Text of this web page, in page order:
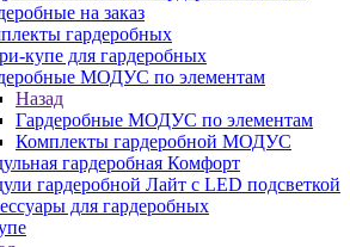
на заказ
гардеробных
купе для гардеробных
МОДУС по элементам
Назад
Гардеробные МОДУС по элементам
Комплекты гардеробной МОДУС
гардеробная Комфорт
гардеробной Лайт с LED подсветкой
для гардеробных